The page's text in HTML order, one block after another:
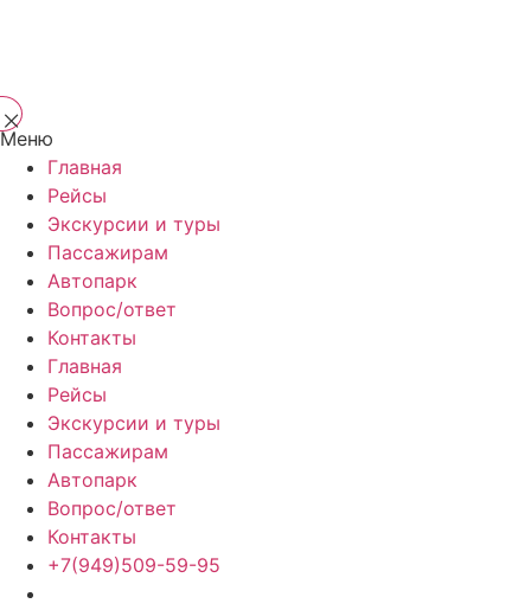
Меню
Главная
Рейсы
Экскурсии и туры
Пассажирам
Автопарк
Вопрос/ответ
Контакты
Главная
Рейсы
Экскурсии и туры
Пассажирам
Автопарк
Вопрос/ответ
Контакты
+7(949)509-59-95